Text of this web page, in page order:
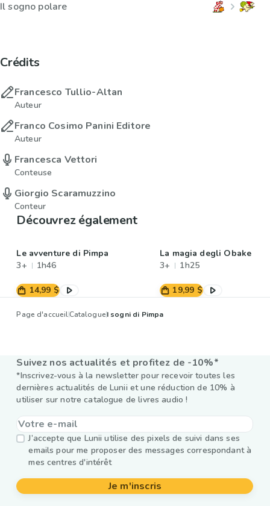
Il sogno polare
Crédits
Francesco Tullio-Altan
Auteur
Franco Cosimo Panini Editore
Auteur
Francesca Vettori
Conteuse
Giorgio Scaramuzzino
Conteur
Découvrez également
Le avventure di Pimpa
3+
1h46
14,99 $
La magia degli Obake
3+
1h25
19,99 $
Page d'accueilCatalogueI sogni di Pimpa
Suivez nos actualités et profitez de -10%*
*Inscrivez-vous à la newsletter pour recevoir toutes les
dernières actualités de Lunii et une réduction de 10% à
utiliser sur notre catalogue de livres audio !
J’accepte que Lunii utilise des pixels de suivi dans ses
emails pour me proposer des messages correspondant à
mes centres d'intérêt
Je m'inscris